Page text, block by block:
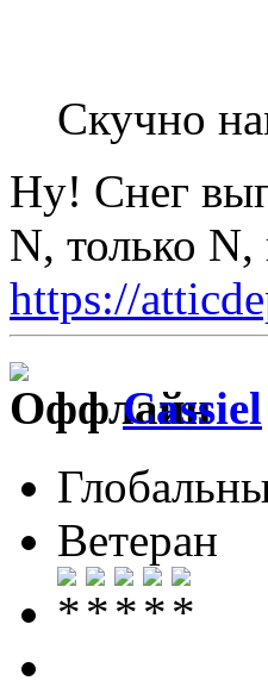
Скучно
Ну! Снег
N, только
https://
Cassiel
Ветеран